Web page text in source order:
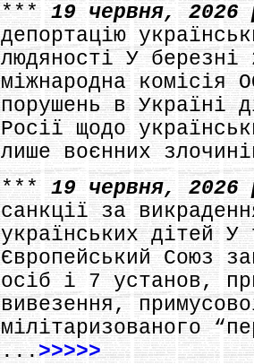
***19 червня,
депортацію
людяності У березні
міжнародна комісія
порушень в Україні
Росії щодо
лише воєнних
***19 червня,
санкції за
українських дітей У
Європейський Союз
осіб і 7 установ,
вивезення,
мілітаризованого
...>>>>>